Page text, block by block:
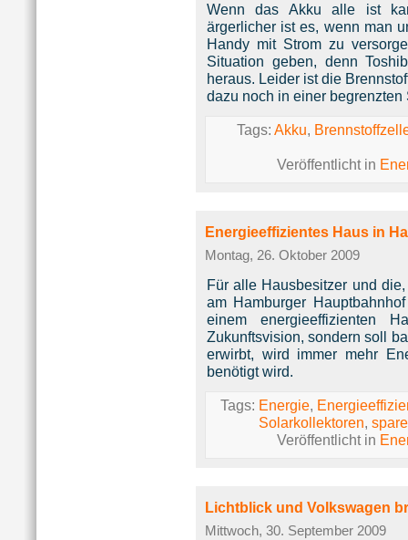
Wenn das Akku alle ist
ärgerlicher ist es, wenn man
Handy mit Strom zu
Situation geben, denn
heraus. Leider ist die
dazu noch in einer begrenzten
Tags: Akku,
Veröffentlicht in
Energieeffizientes Haus in
Montag, 26. Oktober 2009
Für alle Hausbesitzer und
am Hamburger
einem energieeffizienten
Zukunftsvision, sondern soll
erwirbt, wird immer mehr
benötigt wird.
Tags: Energie,
Solarkollektoren,
Veröffentlicht in
Lichtblick und Volkswagen
Mittwoch, 30. September 2009